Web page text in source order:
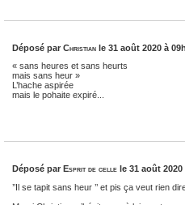
Déposé par Christian le 31 août 2020 à
« sans heures et sans heurts
mais sans heur »
L’hache aspirée
mais le pohaite expiré...
Déposé par Esprit de celle le 31 août 2020
’’Il se tapit sans heur ’’ et pis ça veut rien